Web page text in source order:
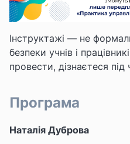
Інструктажі — не
безпеки учнів і
провести, дізнаєтеся під
Програма
Наталія Дуброва